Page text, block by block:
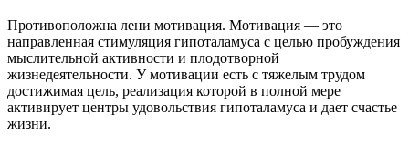
Противоположна лени мотивация. Мотивация — это
направленная стимуляция гипоталамуса с целью пробуждения
мыслительной активности и плодотворной
жизнедеятельности. У мотивации есть с тяжелым трудом
достижимая цель, реализация которой в полной мере
активирует центры удовольствия гипоталамуса и дает счастье
жизни.